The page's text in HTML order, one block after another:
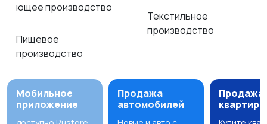
ющее производство
Пищевое
производство
Текстильное
производство
Мобильное
приложение
Продажа
автомобилей
Продажа
квартир